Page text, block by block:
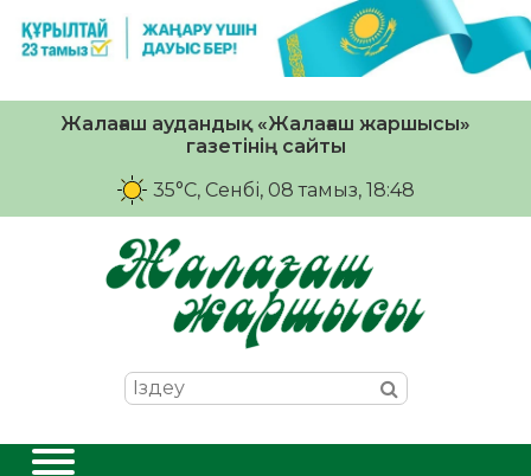
Жалағаш аудандық «Жалағаш жаршысы»
газетінің сайты
35°C, Сенбі, 08 тамыз, 18:48